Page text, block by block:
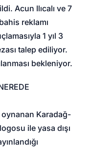
Acun Ilıcalı ve 7
reklamı
1 yıl 3
talep ediliyor.
bekleniyor.
oynanan Karadağ-
ile yasa dışı